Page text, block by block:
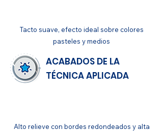
Tacto suave, efecto ideal sobre colores
pasteles y medios
ACABADOS DE LA
TÉCNICA APLICADA
Alto relieve con bordes redondeados y alta